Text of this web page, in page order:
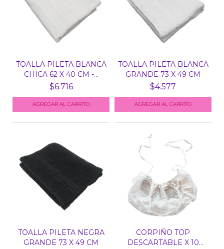
TOALLA PILETA BLANCA
CHICA 62 X 40 CM -...
$6.716
TOALLA PILETA BLANCA
GRANDE 73 X 49 CM
$4.577
TOALLA PILETA NEGRA
GRANDE 73 X 49 CM
CORPIÑO TOP
DESCARTABLE X 10